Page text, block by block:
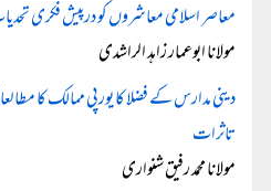
معاصر اسلامی معاشروں کو درپیش فکری
مولانا ابوعمار زاہد الراشدی
دینی مدارس کے فضلا کا یورپی ممالک کا
تاثرات
مولانا محمد رفیق شنواری